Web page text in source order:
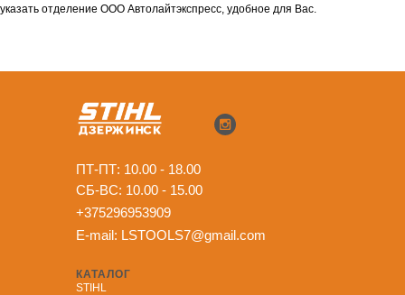
указать отделение ООО Автолайтэкспресс, удобное для Вас.
КАТАЛОГ
STIHL
ПТ-ПТ: 10.00 - 18.00
СБ-ВС: 10.00 - 15.00
+375296953909
E-mail: LSTOOLS7@gmail.com